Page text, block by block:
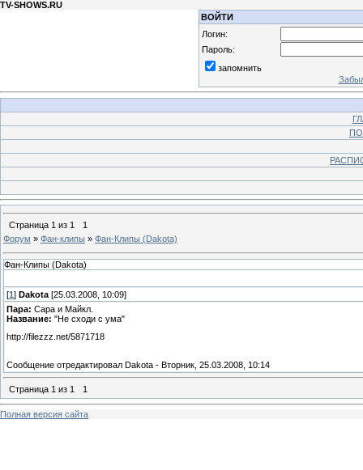
TV-SHOWS.RU
ВОЙТИ
Логин:
Пароль:
запомнить
Страница 1 из 1
1
Форум » Фан-клипы » Фан-Клипы (Dakota)
Фан-Клипы (Dakota)
[1] Dakota [25.03.2008, 10:09]
Пара: Сара и Майкл.
Название: "Не cходи с ума"
http://filezzz.net/5871718
Сообщение отредактировал Dakota - Вторник, 25.03.2008, 10:14
Страница 1 из 1 1
Полная версия сайта